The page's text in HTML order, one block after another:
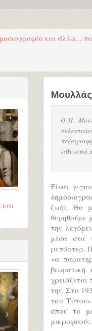
και άλλα...
Ο Π.
αθηναϊκή
Είναι
ζωής. Θα
θυμηθούμε
της
μέσα στα
ρεπόρτερ.
να
της. Στα
του
όπου το
μικροφυούς.